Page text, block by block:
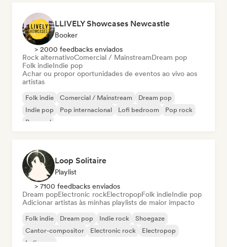
LLIVELY Showcases Newcastle
Booker
> 2000 feedbacks enviados
Rock alternativoComercial / MainstreamDream pop
Folk indieIndie pop
Achar ou propor oportunidades de eventos ao vivo aos
artistas
Folk indie Comercial / Mainstream
Dream pop
Indie pop
Pop internacional Lofi bedroom
Pop rock
Pop soul
Loop Solitaire
Playlist
> 7100 feedbacks enviados
Dream popElectronic rockElectropopFolk indieIndie pop
Adicionar artistas às minhas playlists de maior impacto
Folk indie Dream pop Indie rock
Shoegaze
Cantor-compositor
Electronic rock
Electropop
Indie pop